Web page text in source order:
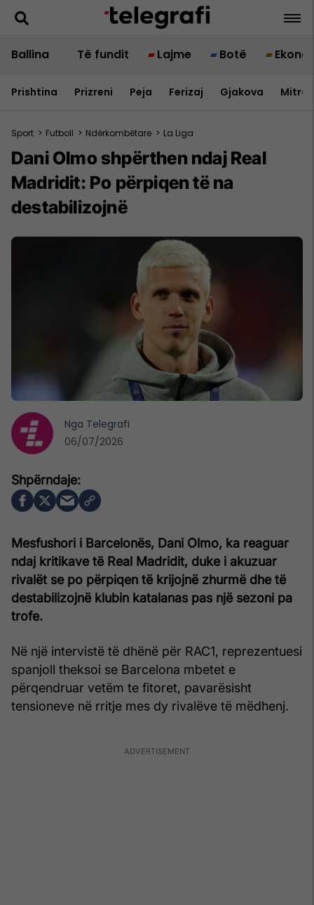
Ballina Të fundit Lajme Botë
Prishtina Prizreni Peja Ferizaj Gjakova
Sport > Futboll > Ndërkombëtare > La Liga
Dani Olmo shpërthen ndaj Real
Madridit: Po përpiqen të na
destabilizojnë
Mesfushori i Barcelonës, Dani Olmo, ka reaguar
ndaj kritikave të Real Madridit, duke i akuzuar
rivalët se po përpiqen të krijojnë zhurmë dhe të
destabilizojnë klubin katalanas pas një sezoni pa
trofe.
Në një intervistë të dhënë për RAC1, reprezentuesi
spanjoll theksoi se Barcelona mbetet e
përqendruar vetëm te fitoret, pavarësisht
tensioneve në rritje mes dy rivalëve të mëdhenj.
Nga Telegrafi
06/07/2026